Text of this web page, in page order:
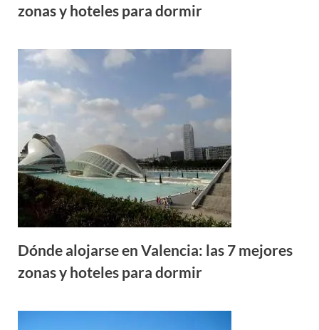
zonas y hoteles para dormir
Dónde alojarse en Valencia: las 7 mejores
zonas y hoteles para dormir